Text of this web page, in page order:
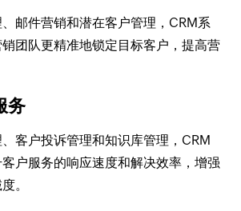
邮件营销和潜在客户管理，CRM系
团队更精准地锁定目标客户，提高营
务
客户投诉管理和知识库管理，CRM
户服务的响应速度和解决效率，增强
。